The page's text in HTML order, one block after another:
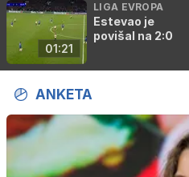
01:21
LIGA EVROPA
Estevao je
povišal na 2:0
ANKETA